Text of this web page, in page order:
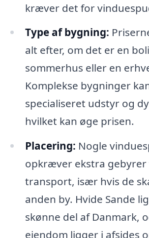
kræver det for
Type af bygning:
alt efter, om det er en
sommerhus eller en
Komplekse bygninger
specialiseret udstyr og
hvilket kan øge prisen.
Placering: Nogle
opkræver ekstra
transport, især hvis de
anden by. Hvide Sande
skønne del af Danmark,
ejendom ligger i afsides